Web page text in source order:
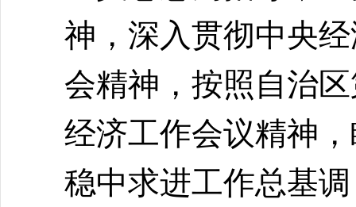
神，深入贯彻中央
会精神，按照自治
经济工作会议精神
稳中求进工作总基